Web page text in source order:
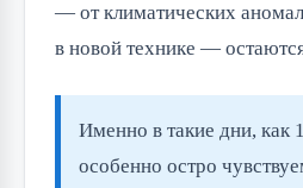
— от климатических
в новой технике —
Именно в такие дни, как
особенно остро